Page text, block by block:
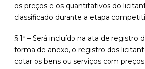
os preços e os quantitativos do
classificado durante a etapa
§ 1º – Será incluído na ata de registro
forma de anexo, o registro dos
cotar os bens ou serviços com